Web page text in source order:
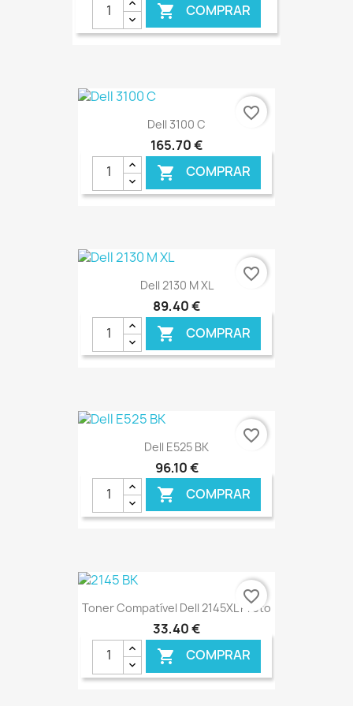
 COMPRAR
€ ONLINE
Dell 3100 C
165,70 €
 COMPRAR
€ ONLINE
favorite_border
Dell 2130 M XL
89,40 €
 COMPRAR
€ ONLINE
favorite_border
Dell E525 BK
96,10 €
 COMPRAR
€ ONLINE
favorite_border
Toner Compatível Dell 2145XL Preto
33,40 €
 COMPRAR
favorite_border